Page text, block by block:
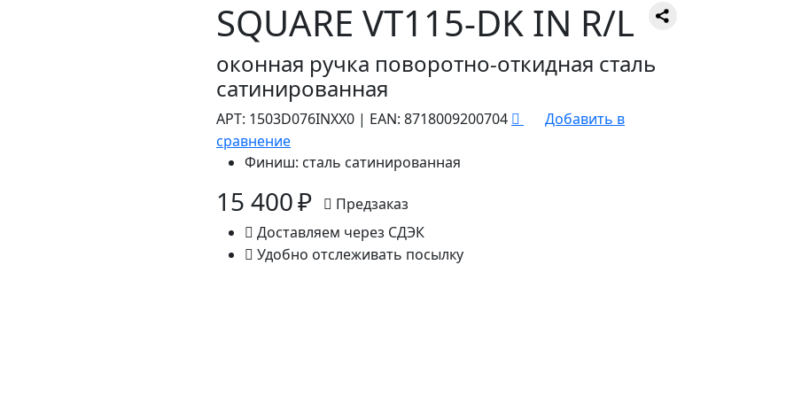
SQUARE VT115-DK IN R/L
оконная ручка поворотно-откидная сталь
сатинированная
АРТ: 1503D076INXX0 | EAN: 8718009200704
Добавить в
сравнение
Финиш: сталь сатинированная
15 400 ₽
Предзаказ
Доставляем через СДЭК
Удобно отслеживать посылку